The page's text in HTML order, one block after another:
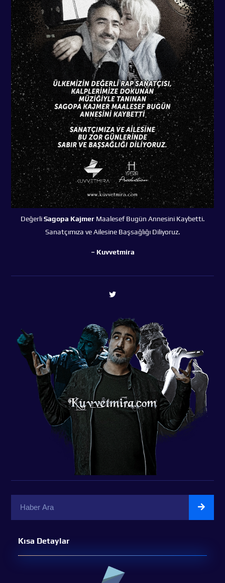
DeğerliSagopa KajmerMaalesef Bugün Annesini Kaybetti.
Sanatçımıza ve Ailesine Başsağlığı Diliyoruz.
– Kuvvetmira
Kısa Detaylar